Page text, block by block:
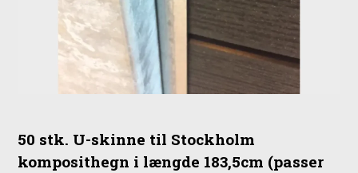
50 stk. U-skinne til Stockholm
komposithegn i længde 183,5cm (passer